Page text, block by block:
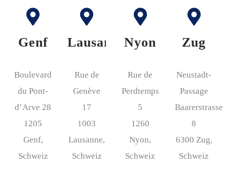
Genf
Boulevard
du Pont-
d’Arve 28
1205
Genf,
Schweiz
Lausanne
Rue de
Genève
17
1003
Lausanne,
Schweiz
Nyon
Rue de
Perdtemps
5
1260
Nyon,
Schweiz
Zug
Neustadt-
Passage
Baarerstrasse
8
6300 Zug,
Schweiz